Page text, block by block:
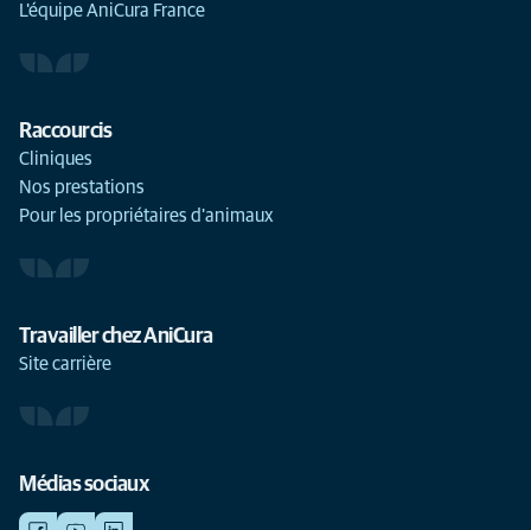
L'équipe AniCura France
Raccourcis
Cliniques
Nos prestations
Pour les propriétaires d'animaux
Travailler chez AniCura
Site carrière
Médias sociaux